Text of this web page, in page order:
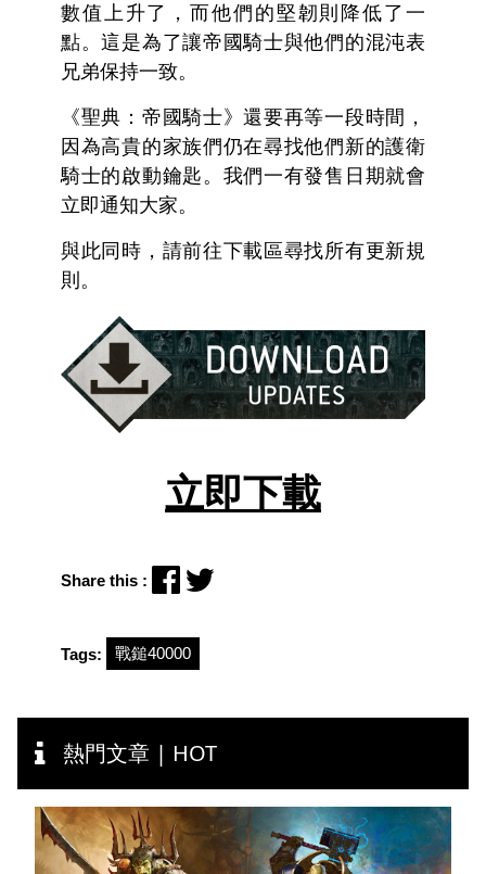
數值上升了，而他們的堅韌則降低了一
點。這是為了讓帝國騎士與他們的混沌表
兄弟保持一致。
《聖典：帝國騎士》還要再等一段時間，
因為高貴的家族們仍在尋找他們新的護衛
騎士的啟動鑰匙。我們一有發售日期就會
立即通知大家。
與此同時，請前往下載區尋找所有更新規
則。
立即下載
Share this :
Tags: 戰鎚40000
熱門文章 | HOT